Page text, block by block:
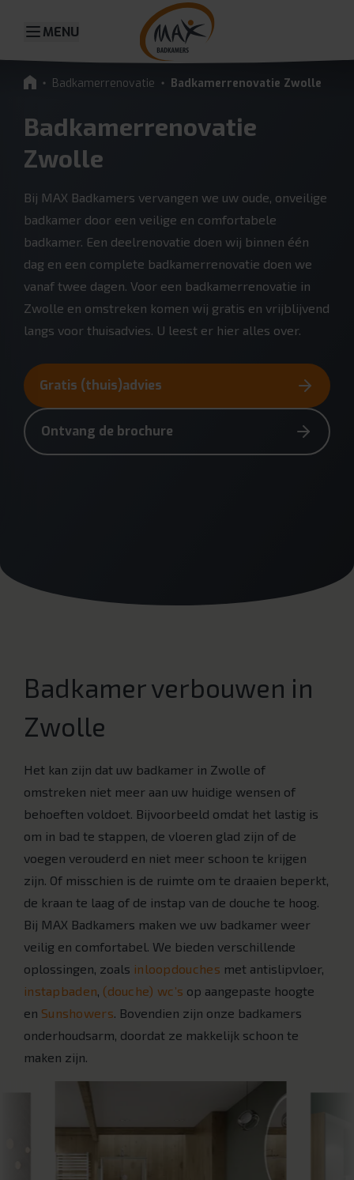
MENU
Badkamerrenovatie Badkamerrenovatie Zwolle
Badkamerrenovatie
Zwolle
Bij MAX Badkamers vervangen we uw oude, onveilige
badkamer door een veilige en comfortabele
badkamer. Een deelrenovatie doen wij binnen één
dag en een complete badkamerrenovatie doen we
vanaf twee dagen. Voor een badkamerrenovatie in
Zwolle en omstreken komen wij gratis en vrijblijvend
langs voor thuisadvies. U leest er hier alles over.
Gratis (thuis)advies
Ontvang de brochure
Badkamer verbouwen in
Zwolle
Het kan zijn dat uw badkamer in Zwolle of
omstreken niet meer aan uw huidige wensen of
behoeften voldoet. Bijvoorbeeld omdat het lastig is
om in bad te stappen, de vloeren glad zijn of de
voegen verouderd en niet meer schoon te krijgen
zijn. Of misschien is de ruimte om te draaien beperkt,
de kraan te laag of de instap van de douche te hoog.
Bij MAX Badkamers maken we uw badkamer weer
veilig en comfortabel. We bieden verschillende
oplossingen, zoals inloopdouches met antislipvloer,
instapbaden, (douche) wc’s op aangepaste hoogte
en Sunshowers. Bovendien zijn onze badkamers
onderhoudsarm, doordat ze makkelijk schoon te
maken zijn.